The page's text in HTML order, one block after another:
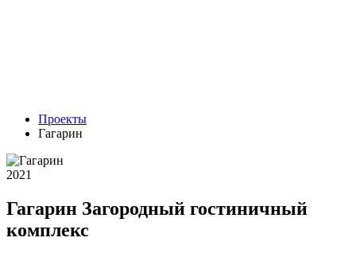
Проекты
Гагарин
2021
Гагарин Загородный гостиничный
комплекс